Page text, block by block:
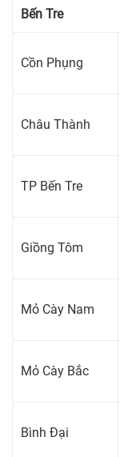
Bến Tre
Cồn Phụng
Châu Thành
TP Bến Tre
Giồng Tôm
Mỏ Cày Nam
Mỏ Cày Bắc
Bình Đại